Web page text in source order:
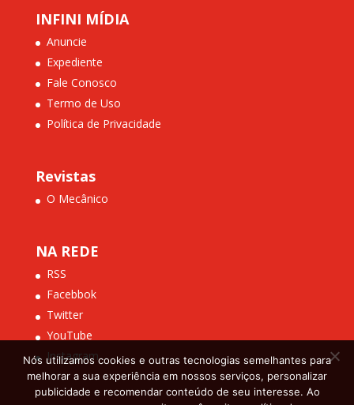
INFINI MÍDIA
Anuncie
Expediente
Fale Conosco
Termo de Uso
Política de Privacidade
Revistas
O Mecânico
NA REDE
RSS
Facebbok
Twitter
YouTube
Instagram
Nós utilizamos cookies e outras tecnologias semelhantes para
melhorar a sua experiência em nossos serviços, personalizar
publicidade e recomendar conteúdo de seu interesse. Ao